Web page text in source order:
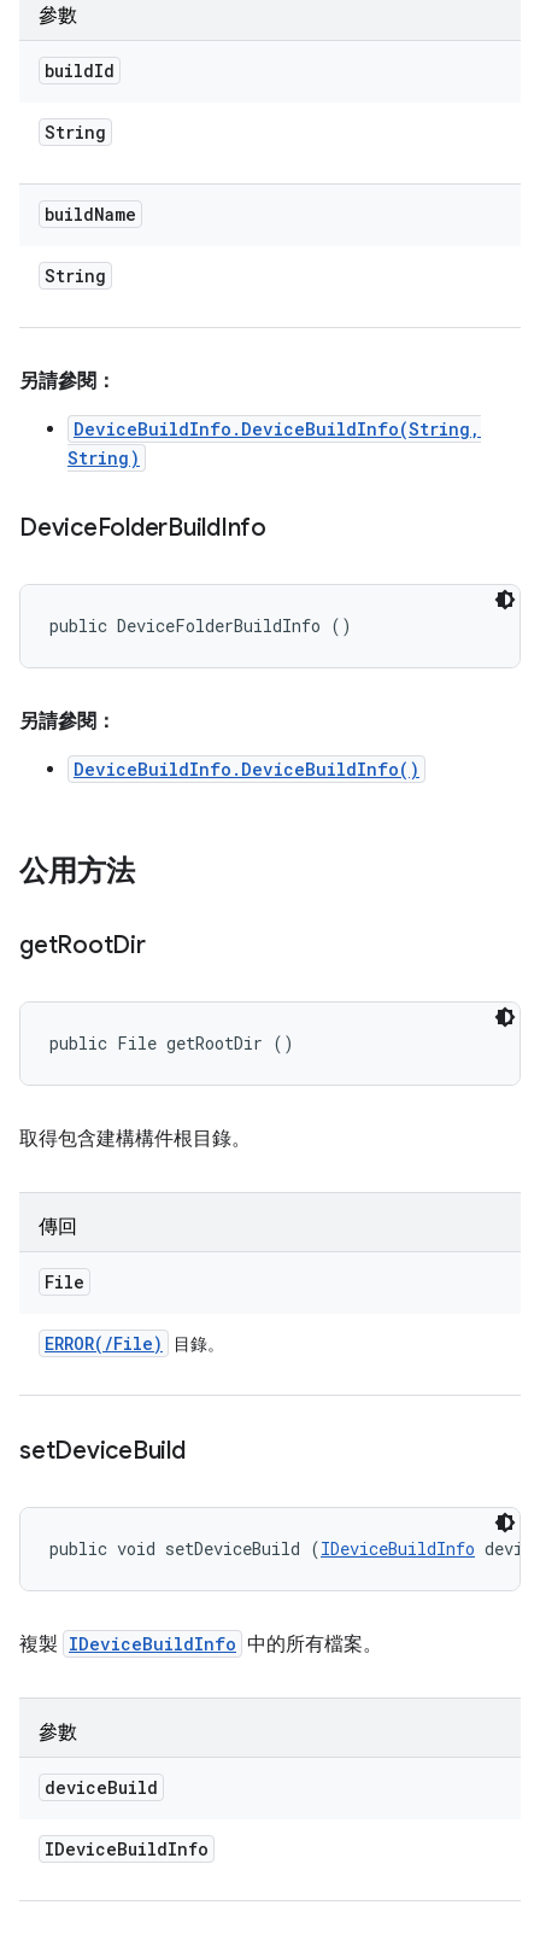
參數
buildId
String
buildName
String
另請參閱：
DeviceBuildInfo.DeviceBuildInfo(String,
String)
DeviceFolderBuildInfo
public DeviceFolderBuildInfo ()
另請參閱：
DeviceBuildInfo.DeviceBuildInfo()
公用方法
getRootDir
public File getRootDir ()
取得包含建構構件根目錄。
傳回
File
ERROR( /File) 目錄。
setDeviceBuild
public void setDeviceBuild (IDeviceBuildInfo
複製 IDeviceBuildInfo 中的所有檔案。
參數
deviceBuild
IDeviceBuildInfo